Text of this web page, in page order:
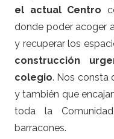
el actual Centro
donde poder acoger
y recuperar los
construcción
colegio. Nos consta
y también que
toda la
barracones.